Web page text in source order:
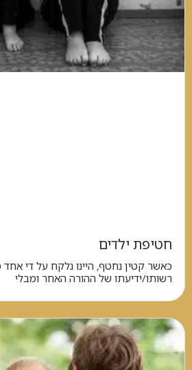
חטיפת ילדים
כאשר קטין נחטף, היינו נלקח על די
רשותו/ידיעתו של ההורה האחר ומבלי